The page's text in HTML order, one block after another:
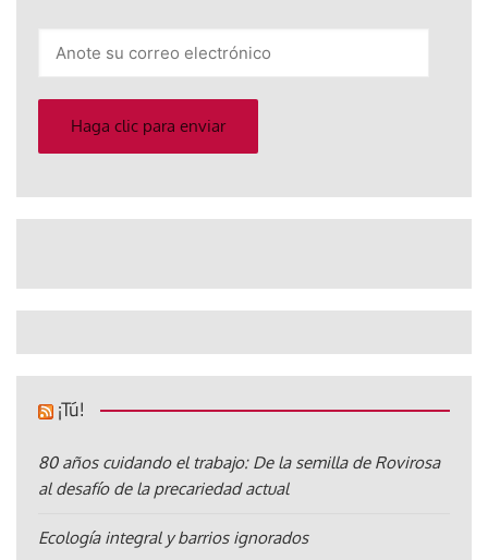
electrónico
Haga clic para enviar
¡Tú!
80 años cuidando el trabajo: De la semilla de Rovirosa
al desafío de la precariedad actual
Ecología integral y barrios ignorados